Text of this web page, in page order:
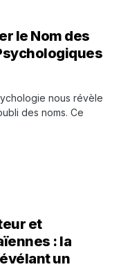
le Nom des
nous révèle
des noms. Ce
et
: la
un